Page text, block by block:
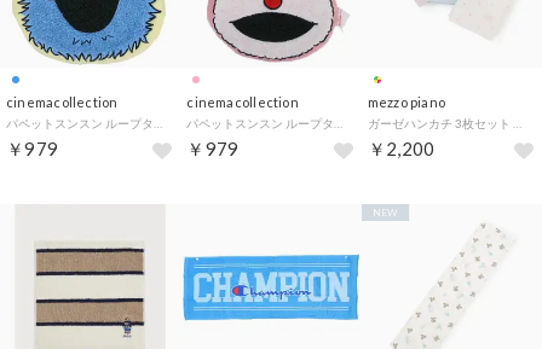
cinemacollection
￥979
cinemacollection
￥979
mezzo piano
￥2,200
NEW